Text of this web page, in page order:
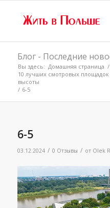
Блог - Последние
Вы здесь: Домашняя страница /
10 лучших смотровых
высоты
/ 6-5
6-5
03.12.2024 / 0 Отзывы / от Olek